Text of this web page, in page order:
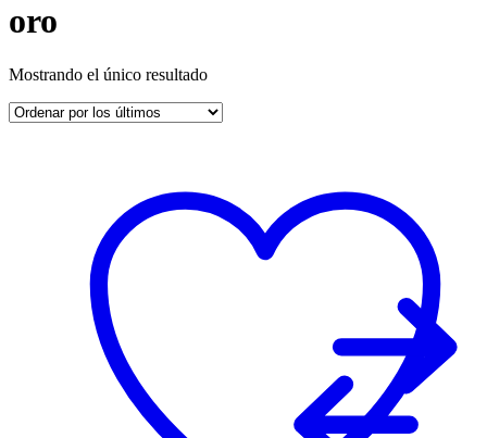
oro
Mostrando el único resultado